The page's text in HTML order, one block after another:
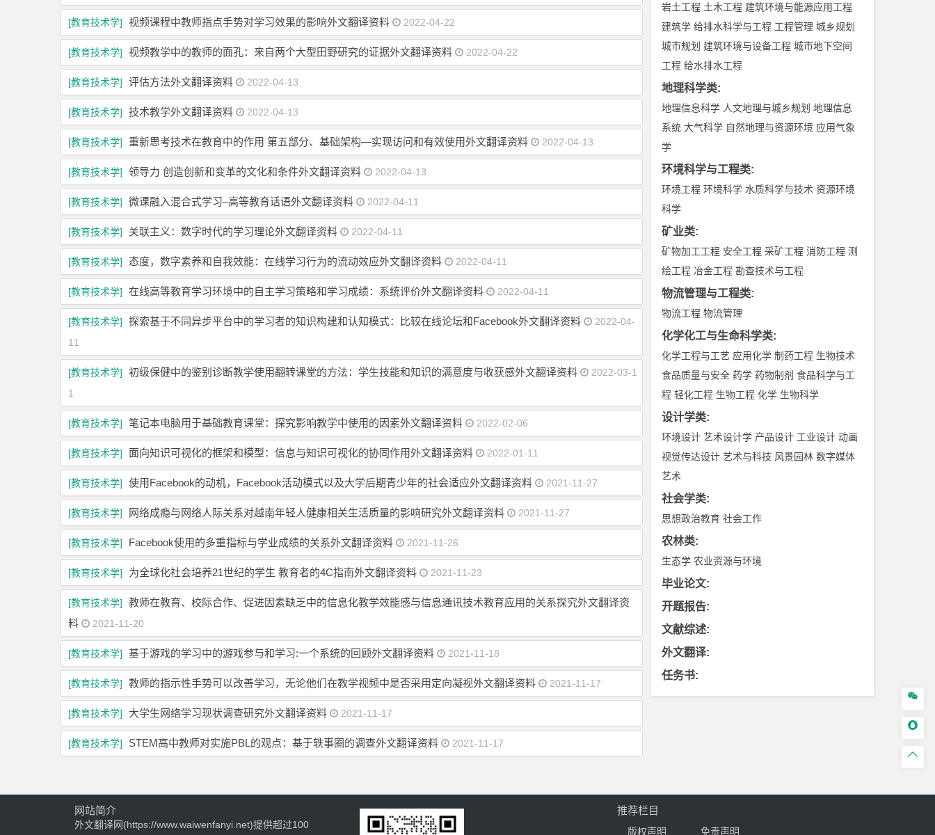
[教育技术学] 视频课程中教师指点手势对学习效果的影响外文翻译资料 2022-04-22
[教育技术学] 视频教学中的教师的面孔：来自两个大型田野研究的证据外文翻译资料 2022-04-22
[教育技术学] 评估方法外文翻译资料 2022-04-13
[教育技术学] 技术教学外文翻译资料 2022-04-13
[教育技术学] 重新思考技术在教育中的作用 第五部分、基础架构—实现访问和有效使用外文翻译资料 2022-04-13
[教育技术学] 领导力 创造创新和变革的文化和条件外文翻译资料 2022-04-13
[教育技术学] 微课融入混合式学习–高等教育话语外文翻译资料 2022-04-11
[教育技术学] 关联主义：数字时代的学习理论外文翻译资料 2022-04-11
[教育技术学] 态度，数字素养和自我效能：在线学习行为的流动效应外文翻译资料 2022-04-11
[教育技术学] 在线高等教育学习环境中的自主学习策略和学习成绩：系统评价外文翻译资料 2022-04-11
[教育技术学] 探索基于不同异步平台中的学习者的知识构建和认知模式：比较在线论坛和Facebook外文翻译资料
2022-04-
11
[教育技术学] 初级保健中的鉴别诊断教学使用翻转课堂的方法：学生技能和知识的满意度与收获感外文翻译资料
2022-03-1
1
[教育技术学] 笔记本电脑用于基础教育课堂：探究影响教学中使用的因素外文翻译资料 2022-02-06
[教育技术学] 面向知识可视化的框架和模型：信息与知识可视化的协同作用外文翻译资料 2022-01-11
[教育技术学] 使用Facebook的动机，Facebook活动模式以及大学后期青少年的社会适应外文翻译资料 2021-11-27
[教育技术学] 网络成瘾与网络人际关系对越南年轻人健康相关生活质量的影响研究外文翻译资料 2021-11-27
[教育技术学] Facebook使用的多重指标与学业成绩的关系外文翻译资料 2021-11-26
[教育技术学] 为全球化社会培养21世纪的学生 教育者的4C指南外文翻译资料 2021-11-23
[教育技术学]
教师在教育、校际合作、促进因素缺乏中的信息化教学效能感与信息通讯技术教育应用的关系探究外文翻译资
料
2021-11-20
[教育技术学] 基于游戏的学习中的游戏参与和学习:一个系统的回顾外文翻译资料 2021-11-18
[教育技术学] 教师的指示性手势可以改善学习，无论他们在教学视频中是否采用定向凝视外文翻译资料 2021-11-17
[教育技术学] 大学生网络学习现状调查研究外文翻译资料 2021-11-17
[教育技术学] STEM高中教师对实施PBL的观点：基于轶事圈的调查外文翻译资料 2021-11-17
岩土工程 土木工程 建筑环境与能源应用工程
建筑学 给排水科学与工程 工程管理 城乡规划
城市规划 建筑环境与设备工程 城市地下空间
工程 给水排水工程
地理科学类:
地理信息科学 人文地理与城乡规划 地理信息
系统 大气科学 自然地理与资源环境 应用气象
学
环境科学与工程类:
环境工程 环境科学 水质科学与技术 资源环境
科学
矿业类:
矿物加工工程 安全工程 采矿工程 消防工程 测
绘工程 冶金工程 勘查技术与工程
物流管理与工程类:
物流工程 物流管理
化学化工与生命科学类:
化学工程与工艺 应用化学 制药工程 生物技术
食品质量与安全 药学 药物制剂 食品科学与工
程 轻化工程 生物工程 化学 生物科学
设计学类:
环境设计 艺术设计学 产品设计 工业设计 动画
视觉传达设计 艺术与科技 风景园林 数字媒体
艺术
社会学类:
思想政治教育 社会工作
农林类:
生态学 农业资源与环境
毕业论文:
开题报告:
文献综述:
外文翻译:
任务书:



网站简介
外文翻译网(https://www.waiwenfanyi.net)提供超过100
推荐栏目
版权声明 免责声明